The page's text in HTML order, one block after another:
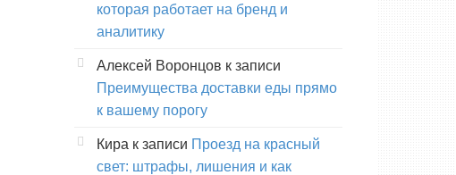
которая работает на бренд и
аналитику
Алексей Воронцов к записи
Преимущества доставки еды прямо
к вашему порогу
Кира к записи Проезд на красный
свет: штрафы, лишения и как